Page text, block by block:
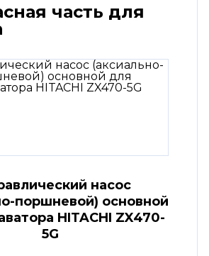
часть для
насос
поршневой) основной
HITACHI ZX470-
5G